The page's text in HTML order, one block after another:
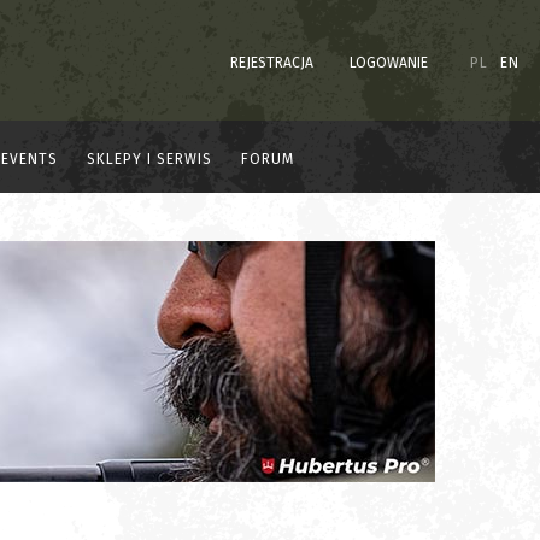
REJESTRACJA LOGOWANIE PL EN
EVENTS SKLEPY I SERWIS FORUM